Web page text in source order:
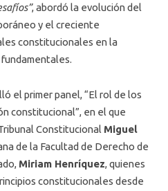
, abordó la evolución del
y el creciente
constitucionales en la
el primer panel, “El rol de los
constitucional”, en el que
Constitucional Miguel
de la Facultad de Derecho de
Miriam Henríquez, quienes
constitucionales desde